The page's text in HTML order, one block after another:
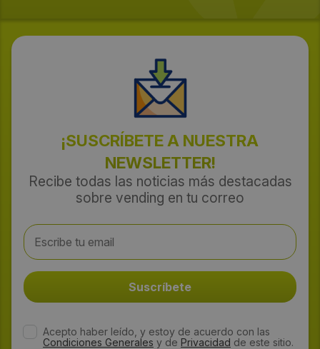
¡SUSCRÍBETE A NUESTRA
NEWSLETTER!
Recibe todas las noticias más destacadas
sobre vending en tu correo
Acepto haber leído, y estoy de acuerdo con las
Condiciones Generales y de Privacidad de este sitio.